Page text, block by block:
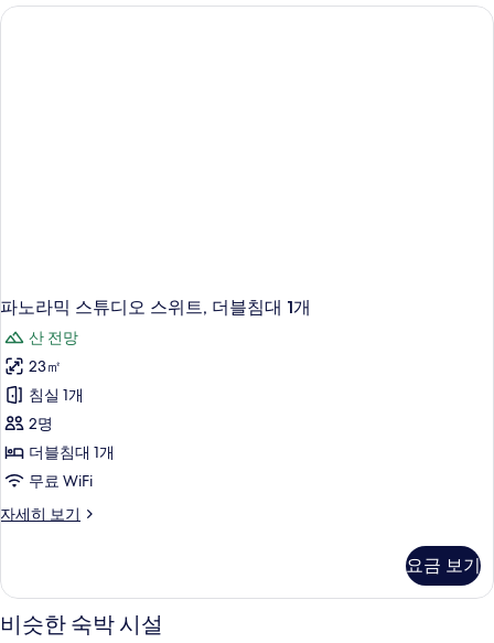
세
히
파노라믹 스튜디오 스위트, 더블침대 1개
산 전망
23㎡
침실 1개
2명
더블침대 1개
무료 WiFi
자세히 보기
파
스
튜
디
요금 보기
비슷한 숙박 시설